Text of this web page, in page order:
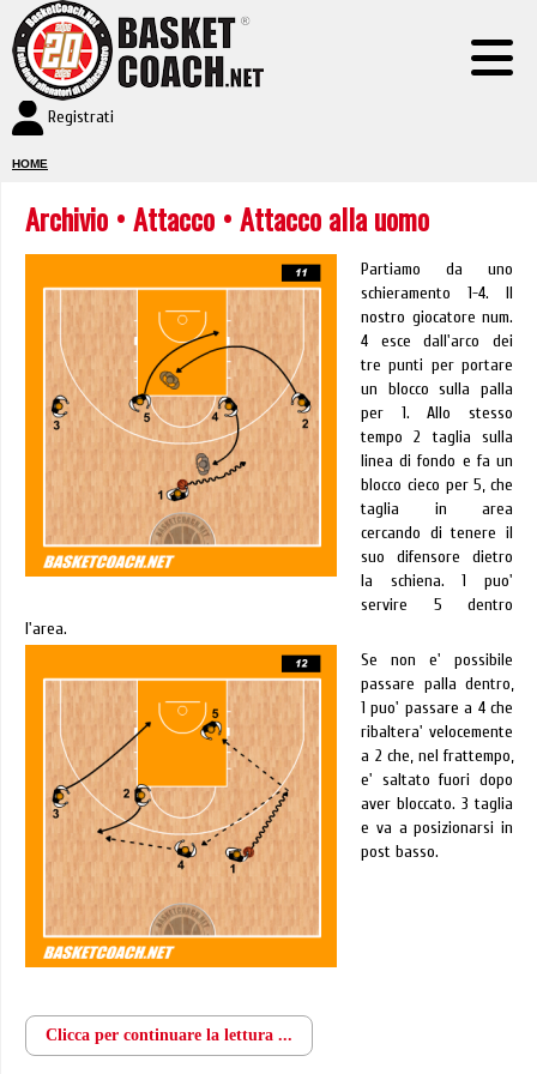
Registrati
HOME
Archivio •Attacco • Attacco alla uomo
Partiamo da uno
schieramento 1-4. Il
nostro giocatore num.
4 esce dall'arco dei
tre punti per portare
un blocco sulla palla
per 1. Allo stesso
tempo 2 taglia sulla
linea di fondo e fa un
blocco cieco per 5, che
taglia in area
cercando di tenere il
suo difensore dietro
la schiena. 1 puo'
servire 5 dentro
l'area.
Se non e' possibile
passare palla dentro,
1 puo' passare a 4 che
ribaltera' velocemente
a 2 che, nel frattempo,
e' saltato fuori dopo
aver bloccato. 3 taglia
e va a posizionarsi in
post basso.
Clicca per continuare la lettura ...